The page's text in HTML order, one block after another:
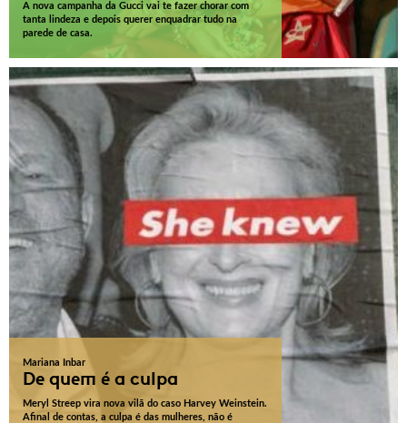
A nova campanha da Gucci vai te fazer chorar com
tanta lindeza e depois querer enquadrar tudo na
parede de casa.
Mariana Inbar
De quem é a culpa
Meryl Streep vira nova vilã do caso Harvey Weinstein.
Afinal de contas, a culpa é das mulheres, não é